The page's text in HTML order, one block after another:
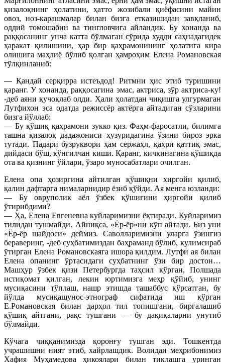
қизалоқнинг ҳолатини, ҳатто жозибали қиёфасини майин
овоз, ноз-карашмалар билан бизга етказишидан завқланиб,
оддий томошабин ва тингловчига айландик. Бу хонанда ва
раққосанинг унча катта бўлмаган сўрида худди саҳнадагидек
ҳаракат қилишини, ҳар бир қаҳрамонининг ҳолатига кира
олишига маҳлиё бўлиб қолган ҳамроҳим Елена Романовская
тўлқинланиб:
— Қандай серқирра истеъдод! Ритмни ҳис этиб туришини
қаранг. У хонанда, раққосагина эмас, актриса, зўр актриса-ку!
-деб аяни қучоқлаб олди. Ҳали ҳолатдан чиқишга улгурмаган
Лутфихон эса одатда режиссёр актёрга айтадиган сўзларини
бизга йўллаб:
— Бу қўшиқ қаҳрамони зукко қиз. Фаҳм-фаросатли, билимга
ташна қизалоқ дадажониси ҳузуридагина ўзини бироз эрка
тутади. Падари бузруквори ҳам сержаҳл, қаҳри қаттиқ эмас,
дийдаси бўш, кўнгилчан киши. Қаранг, кичкинагина қўшиқда
ота ва қизнинг ўйлари, ўзаро муносабатлари очилган.
Елена опа ҳозиргина айтилган қўшиқни хиргойи қилиб,
қалин дафтарга нималарнидир ёзиб қўйди. Ая менга юзланди:
— Бу овруполик аёл ўзбек қўшиғини ҳиргойи қилиб
ўтирибдими?
— Ҳа, Елена Евгеневна куйларимизни ёқтиради. Куйларимиз
тилидан тушмайди. Айниқса, «Ёр-ёр»ни кўп айтади. Биз уни
«Ёр-ёр шайдоси» деймиз. Саволларимизни уларга ўзингиз
бераверинг, -деб суҳбатимиздан баҳраманд бўлиб, кулимсираб
ўтирган Елена Романовскаяга ишора қилдим. Лутфи ая билан
Елена опанинг ўртасидаги суҳбатнинг ўзи бир достон…
Машҳур ўзбек қизи Петербургда таҳсил кўрган, Полшада
истиқомат қилган, лекин юртимизга меҳр қўйиб, унинг
мусиқасини тўплаш, нашр этишда ташаббус кўрсатган, бу
йўлда мусиқашунос-этнограф сифатида иш кўрган
Е.Романовская билан дарҳол тил топишгани, биргалашиб
қўшиқ айтгани, рақс тушгани — бу дақиқаларни унутиб
бўлмайди.
Кўчага чиққанимизда қоронғу тушган эди. Тошкентда
учрашишни ният этиб, хайрлашдик. Волидаи меҳрибонимиз
Хафия Муҳамедова ҳикоялари билан тиклашга уринган